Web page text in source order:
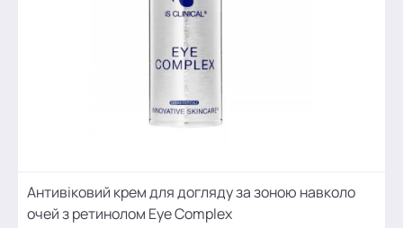
Антивіковий крем для догляду за зоною навколо
очей з ретинолом Eye Complex